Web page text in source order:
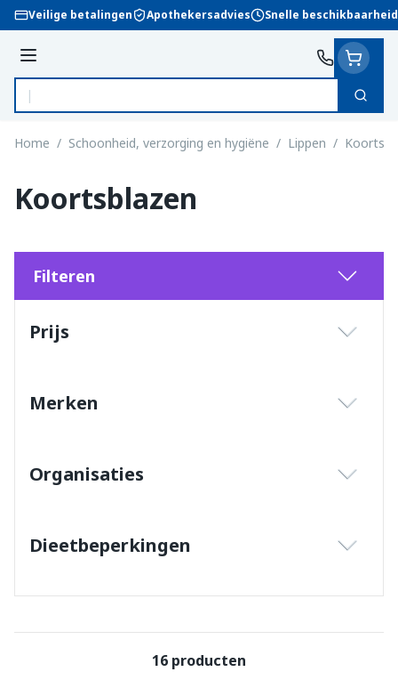
Ga naar de inhoud
Veilige betalingen Apothekersadvies Snelle beschikbaarheid
Menu
Product, merk, categorie...
Zoek
Home / Schoonheid, verzorging en hygiëne / Lippen /
Koortsblazen
Filteren
Prijs
Merken
Organisaties
Dieetbeperkingen
16 producten